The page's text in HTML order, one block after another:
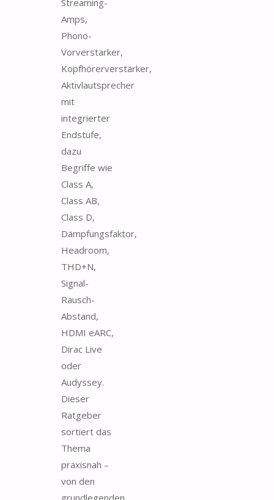
Amps,
Phono-
Vorverstärker,
Kopfhörerverstärker,
Aktivlautsprecher
mit
integrierter
Endstufe,
dazu
Begriffe wie
Class A,
Class AB,
Class D,
Dämpfungsfaktor,
Headroom,
THD+N,
Signal-
Rausch-
Abstand,
HDMI eARC,
Dirac Live
oder
Audyssey.
Dieser
Ratgeber
sortiert das
Thema
praxisnah –
von den
grundlegenden